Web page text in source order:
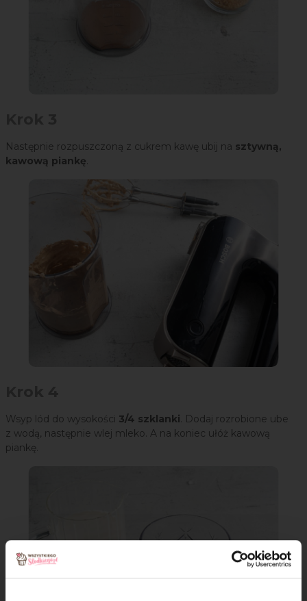
Następnie rozpuszczoną z cukrem kawę ubij na sztywną,
kawową piankę
Wsyp lód do wysokości 3/4 szklanki . Dodaj rozrobione ube
z wodą, następnie wlej mleko. A na koniec ułóż kawową
piankę.